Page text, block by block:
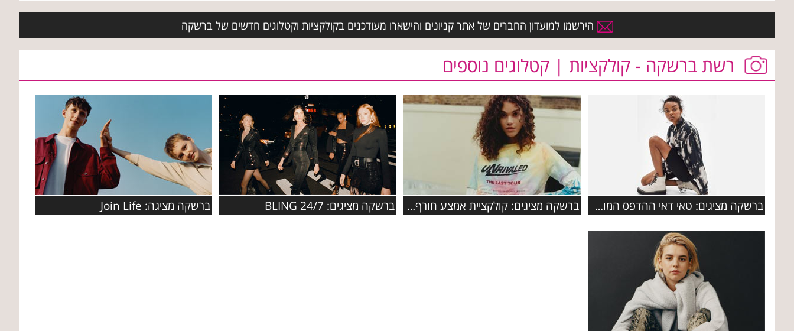
הירשמו למועדון החברים של אתר קניונים והישארו מעודכנים בקולקציות וקטלוגים חדשים של ברשקה
רשת ברשקה - קולקציות | קטלוגים נוספים
ברשקה מציגים: טאי דאי ההדפס המוביל של קולקציית אביב קיץ ברשקה מציגים: קולקציית אמצע חורף מלאת סטייל ברשקה מציגים: 24/7 BLING ברשקה מציגה: Join Life